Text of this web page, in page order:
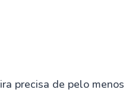
precisa de pelo